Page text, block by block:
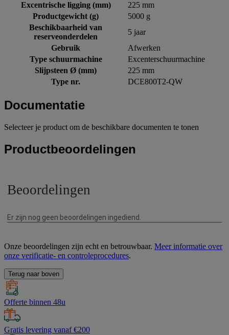
Excentrische ligging (mm)
225 mm
Productgewicht (g)
5000 g
Beschikbaarheid van
reserveonderdelen
5 jaar
Gebruik
Afwerken
Type schuurmachine
Excenterschuurmachine
Slijpsteen Ø (mm)
225 mm
Type nr.
DCE800T2-QW
Documentatie
Selecteer je product om de beschikbare documenten te tonen
Productbeoordelingen
Onze beoordelingen zijn echt en betrouwbaar. Meer informatie over
onze verificatie- en controleprocedures.
Terug naar boven
Offerte binnen 48u
Gratis levering vanaf €200